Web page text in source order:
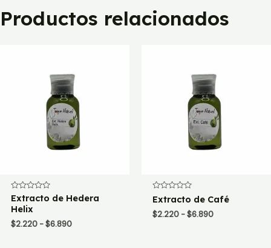
Productos relacionados
Valorado
con
0
de
5
Extracto de Hedera
Helix
$2.220 - $6.890Rango
Valorado
con
0
de
Extracto de Café
$2.220 - $6.890Rango